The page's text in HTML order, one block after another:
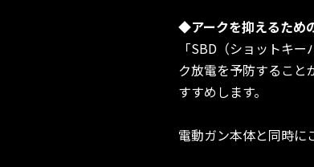
◆アークを抑えるため
「SBD（ショットキ
ク放電を予防すること
すすめします。
電動ガン本体と同時に